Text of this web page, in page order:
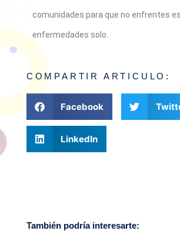
comunidades para que no enfrentes
enfermedades solo.
COMPARTIR ARTICULO:
Facebook
LinkedIn
También podría interesarte: